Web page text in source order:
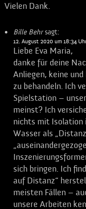
Vielen Dank.
Bille Behr sagt:
12. August 2020 um 18:34
Liebe Eva Maria,
danke für deine
Anliegen, keine
zu behandeln. Ich
Spielstation –
meinst? Ich
nichts mit Isolation
Wasser als
sich bringen. Ich
auf Distanz“
meisten Fällen –
unsere Arbeiten